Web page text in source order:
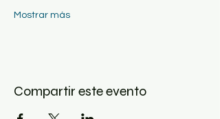
Mostrar más
Compartir este evento